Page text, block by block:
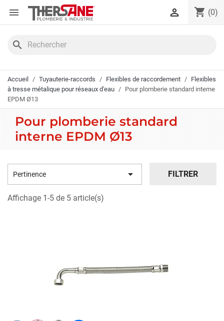
Panneau de gestion des cookies
 shopping_cart (0)

search
Accueil Tuyauterie-raccords Flexibles de raccordement
Flexibles
à tresse métalique pour réseaux d'eau
Pour plomberie standard interne
EPDM Ø13
Pour plomberie standard
interne EPDM Ø13
Pertinence  FILTRER
Affichage 1-5 de 5 article(s)